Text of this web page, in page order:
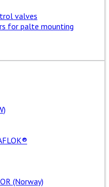
valves
for palte mounting
(Norway)